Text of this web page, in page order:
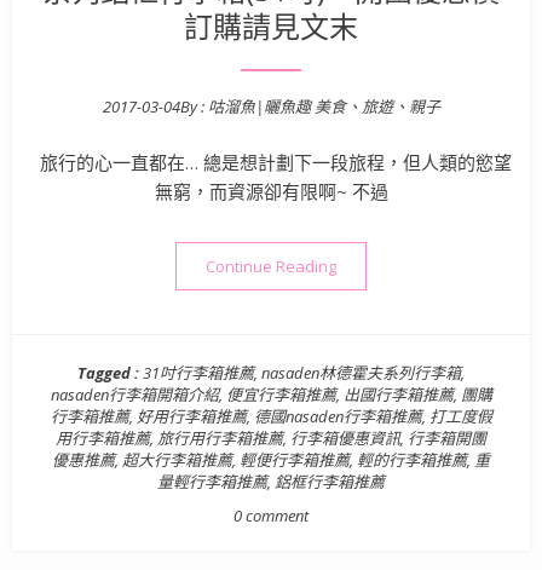
訂購請見文末
Posted on
2017-03-04By : 咕溜魚|曬魚趣 美食、旅遊、親子
旅行的心一直都在… 總是想計劃下一段旅程，但人類的慾望
無窮，而資源卻有限啊~ 不過
Continue Reading“【生活用品】德國
Tagged :31吋行李箱推薦, nasaden林德霍夫系列行李箱,
nasaden行李箱開箱介紹, 便宜行李箱推薦, 出國行李箱推薦, 團購
行李箱推薦, 好用行李箱推薦, 德國nasaden行李箱推薦, 打工度假
用行李箱推薦, 旅行用行李箱推薦, 行李箱優惠資訊, 行李箱開團
優惠推薦, 超大行李箱推薦, 輕便行李箱推薦, 輕的行李箱推薦, 重
量輕行李箱推薦, 鋁框行李箱推薦
0 comment